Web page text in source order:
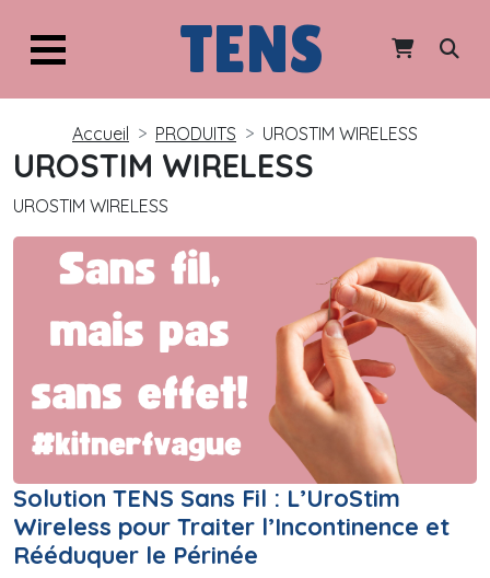
TENS
Accueil PRODUITS UROSTIM WIRELESS
UROSTIM WIRELESS
UROSTIM WIRELESS
Solution TENS Sans Fil : L’UroStim
Wireless pour Traiter l’Incontinence et
Rééduquer le Périnée